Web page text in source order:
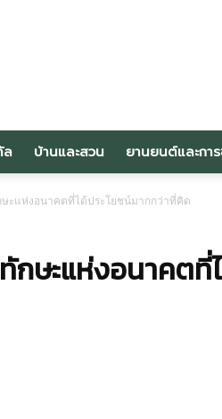
ล บ้านและสวน ยานยนต์และกา
ะแห่งอนาคตที่ได้ประโยชน์มากกว่าที่คิด
ษะแห่งอนาคตที่